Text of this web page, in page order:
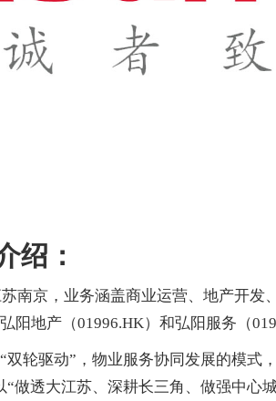
绍：
南京，业务涵盖商业运营、地产开发
阳地产（01996.HK）和弘阳服务（
双轮驱动”，物业服务协同发展的模式
“做透大江苏、深耕长三角、做强中心